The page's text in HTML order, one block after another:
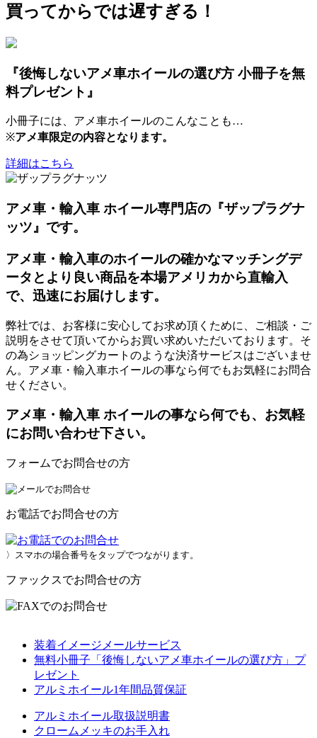
買ってからでは遅すぎる！
『後悔しないアメ車ホイールの選び方 小冊子を無
料プレゼント』
小冊子には、アメ車ホイールのこんなことも…
※アメ車限定の内容となります。
詳細はこちら
アメ車・輸入車 ホイール専門店の『ザップラグナ
ッツ』です。
アメ車・輸入車のホイールの確かなマッチングデ
ータとより良い商品を本場アメリカから直輸入
で、迅速にお届けします。
弊社では、お客様に安心してお求め頂くために、ご相談・ご
説明をさせて頂いてからお買い求めいただいております。そ
の為ショッピングカートのような決済サービスはございませ
ん。アメ車・輸入車ホイールの事なら何でもお気軽にお問合
せください。
アメ車・輸入車 ホイールの事なら何でも、お気軽
にお問い合わせ下さい。
フォームでお問合せの方
お電話でお問合せの方
〉スマホの場合番号をタップでつながります。
ファックスでお問合せの方
装着イメージメールサービス
無料小冊子「後悔しないアメ車ホイールの選び方」プ
レゼント
アルミホイール1年間品質保証
アルミホイール取扱説明書
クロームメッキのお手入れ